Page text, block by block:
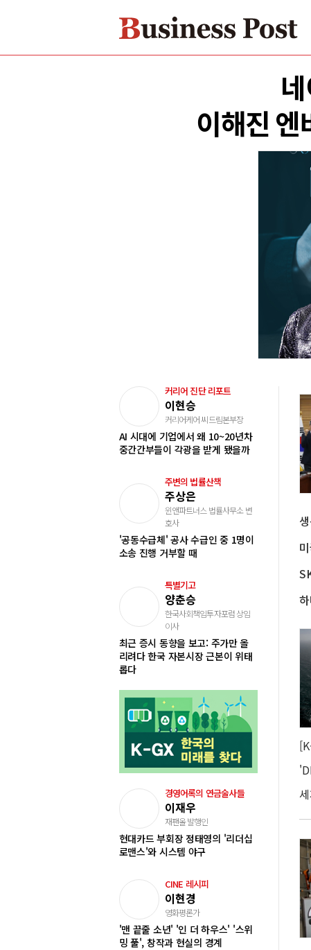
이해진
커리어 진단 리포트
이현승
커리어케어 씨드림본부장
AI 시대에 기업에서 왜 10~20년차
중간간부들이 각광을 받게 됐을까
주변의 법률산책
주상은
윈앤파트너스 법률사무소 변
호사
'공동수급체' 공사 수급인 중 1명이
소송 진행 거부할 때
특별기고
양춘승
한국사회책임투자포럼 상임
이사
최근 증시 동향을 보고: 주가만 올
리려다 한국 자본시장 근본이 위태
롭다
경영어록의 연금술사들
이재우
재팬올 발행인
현대카드 부회장 정태영의 '리더십
로맨스'와 시스템 야구
CINE 레시피
이현경
영화평론가
'맨 끝줄 소년' '인 더 하우스' '스위
밍 풀', 창작과 현실의 경계